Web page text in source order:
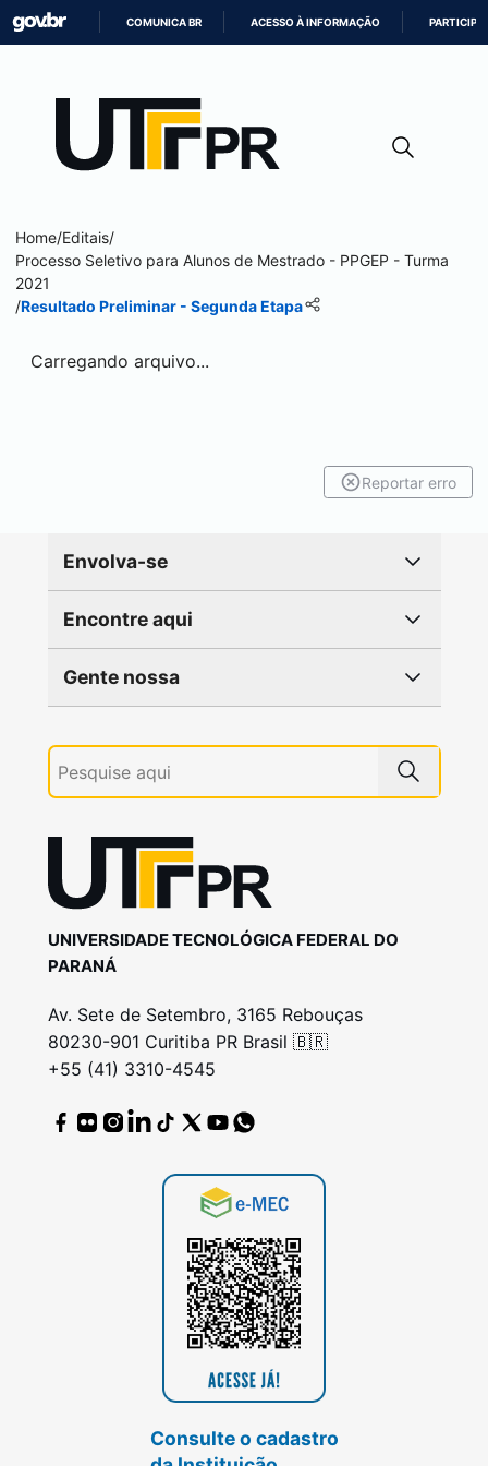
CONTEÚDO
COMUNICA BR ACESSO À INFORMAÇÃO PARTICIPE
Home/Editais/
Processo Seletivo para Alunos de Mestrado - PPGEP - Turma
2021
/Resultado Preliminar - Segunda Etapa
Carregando arquivo...
Reportar erro
Envolva-se
Encontre aqui
Gente nossa
UNIVERSIDADE TECNOLÓGICA FEDERAL DO
PARANÁ
Av. Sete de Setembro, 3165 Rebouças
80230-901 Curitiba PR Brasil 🇧🇷
+55 (41) 3310-4545
Consulte o cadastro